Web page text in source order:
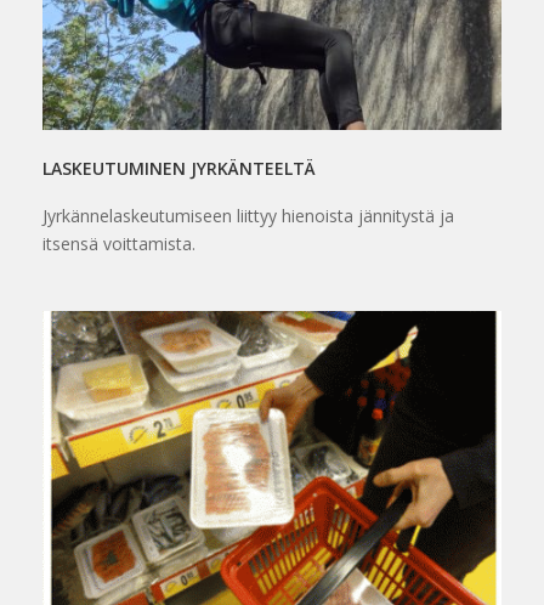
LASKEUTUMINEN JYRKÄNTEELTÄ
Jyrkännelaskeutumiseen liittyy hienoista jännitystä ja
itsensä voittamista.